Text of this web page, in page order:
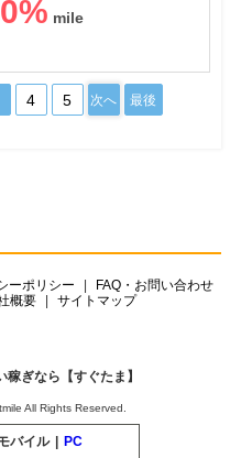
%
4 5 次へ 最後
ーポリシー
FAQ・お問い合わせ
概要 サイトマップ
ぎなら【すぐたま】
All Rights Reserved.
バイル PC